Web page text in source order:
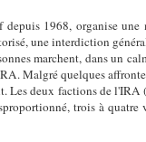
1968, organise
une interdiction
marchent, dans un
Malgré quelques
Les deux factions de
trois à quatre